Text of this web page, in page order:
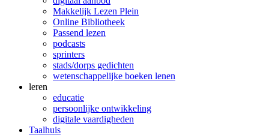
Makkelijk Lezen Plein
Online Bibliotheek
Passend lezen
podcasts
sprinters
stads/dorps gedichten
wetenschappelijke boeken lenen
leren
educatie
persoonlijke ontwikkeling
digitale vaardigheden
Taalhuis